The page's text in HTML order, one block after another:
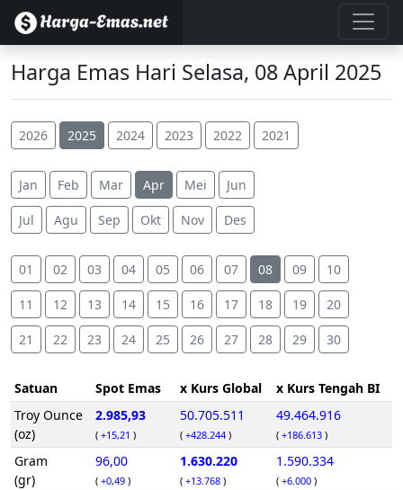
Harga Emas Hari Selasa, 08 April 2025
2026 2025 2024 2023 2022 2021
Jan Feb Mar Apr Mei Jun
Jul Agu Sep Okt Nov Des
01 02 03 04 05 06 07 08 09 10
11 12 13 14 15 16 17 18 19 20
21 22 23 24 25 26 27 28 29 30
Satuan Spot Emas x Kurs Global
x Kurs Tengah BI
Troy Ounce
(oz)
2.985,93
( +15,21 )
50.705.511
( +428.244 )
49.464.916
( +186.613 )
Gram
(gr)
96,00
( +0,49 )
1.630.220
( +13.768 )
1.590.334
( +6.000 )